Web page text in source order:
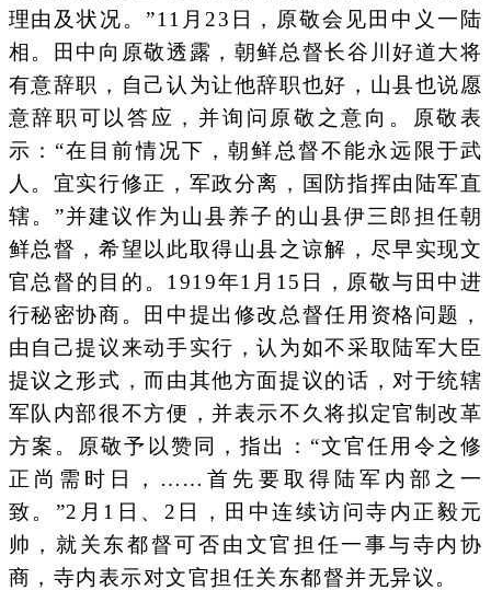
理由及状况。”11月23日，原敬会见田中义一陆
相。田中向原敬透露，朝鲜总督长谷川好道大将
有意辞职，自己认为让他辞职也好，山县也说愿
意辞职可以答应，并询问原敬之意向。原敬表
示：“在目前情况下，朝鲜总督不能永远限于武
人。宜实行修正，军政分离，国防指挥由陆军直
辖。”并建议作为山县养子的山县伊三郎担任朝
鲜总督，希望以此取得山县之谅解，尽早实现文
官总督的目的。1919年1月15日，原敬与田中进
行秘密协商。田中提出修改总督任用资格问题，
由自己提议来动手实行，认为如不采取陆军大臣
提议之形式，而由其他方面提议的话，对于统辖
军队内部很不方便，并表示不久将拟定官制改革
方案。原敬予以赞同，指出：“文官任用令之修
正尚需时日，……首先要取得陆军内部之一
致。”2月1日、2日，田中连续访问寺内正毅元
帅，就关东都督可否由文官担任一事与寺内协
商，寺内表示对文官担任关东都督并无异议。